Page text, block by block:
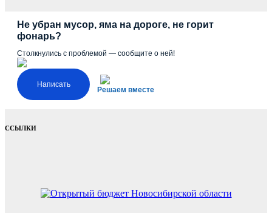
Не убран мусор, яма на дороге, не горит
фонарь?
Столкнулись с проблемой — сообщите о ней!
Написать
Решаем вместе
ССЫЛКИ